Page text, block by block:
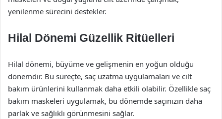
yenilenme sürecini destekler.
Hilal Dönemi Güzellik Ritüelleri
Hilal dönemi, büyüme ve gelişmenin en yoğun olduğu
dönemdir. Bu süreçte, saç uzatma uygulamaları ve cilt
bakım ürünlerini kullanmak daha etkili olabilir. Özellikle saç
bakım maskeleri uygulamak, bu dönemde saçınızın daha
parlak ve sağlıklı görünmesini sağlar.